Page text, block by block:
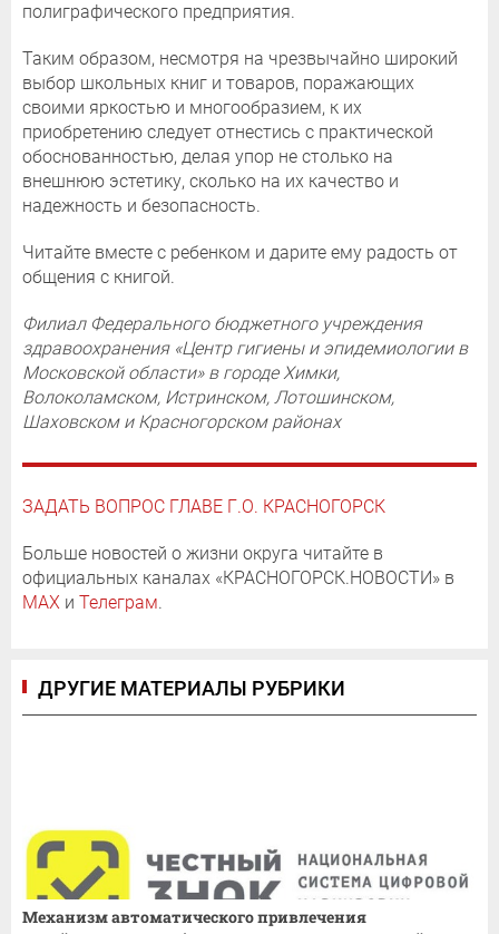
полиграфического предприятия.
Таким образом, несмотря на чрезвычайно широкий
выбор школьных книг и товаров, поражающих
своими яркостью и многообразием, к их
приобретению следует отнестись с практической
обоснованностью, делая упор не столько на
внешнюю эстетику, сколько на их качество и
надежность и безопасность.
Читайте вместе с ребенком и дарите ему радость от
общения с книгой.
Филиал Федерального бюджетного учреждения
здравоохранения «Центр гигиены и эпидемиологии в
Московской области» в городе Химки,
Волоколамском, Истринском, Лотошинском,
Шаховском и Красногорском районах
ЗАДАТЬ ВОПРОС ГЛАВЕ Г.О. КРАСНОГОРСК
Больше новостей о жизни округа читайте в
официальных каналах «КРАСНОГОРСК.НОВОСТИ» в
MAX и Телеграм.
ДРУГИЕ МАТЕРИАЛЫ РУБРИКИ
Механизм автоматического привлечения